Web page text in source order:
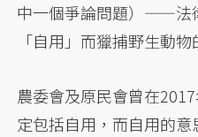
中一個爭論問題）——法
「自用」而獵捕野生動物
農委會及原民會曾在
定包括自用，而自用的意